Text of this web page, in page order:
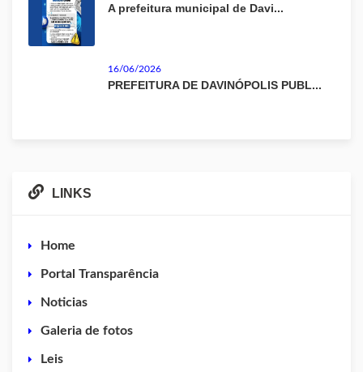
A prefeitura municipal de Davi...
16/06/2026
PREFEITURA DE DAVINÓPOLIS PUBL...
LINKS
Home
Portal Transparência
Noticias
Galeria de fotos
Leis